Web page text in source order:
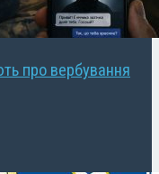
про вербування